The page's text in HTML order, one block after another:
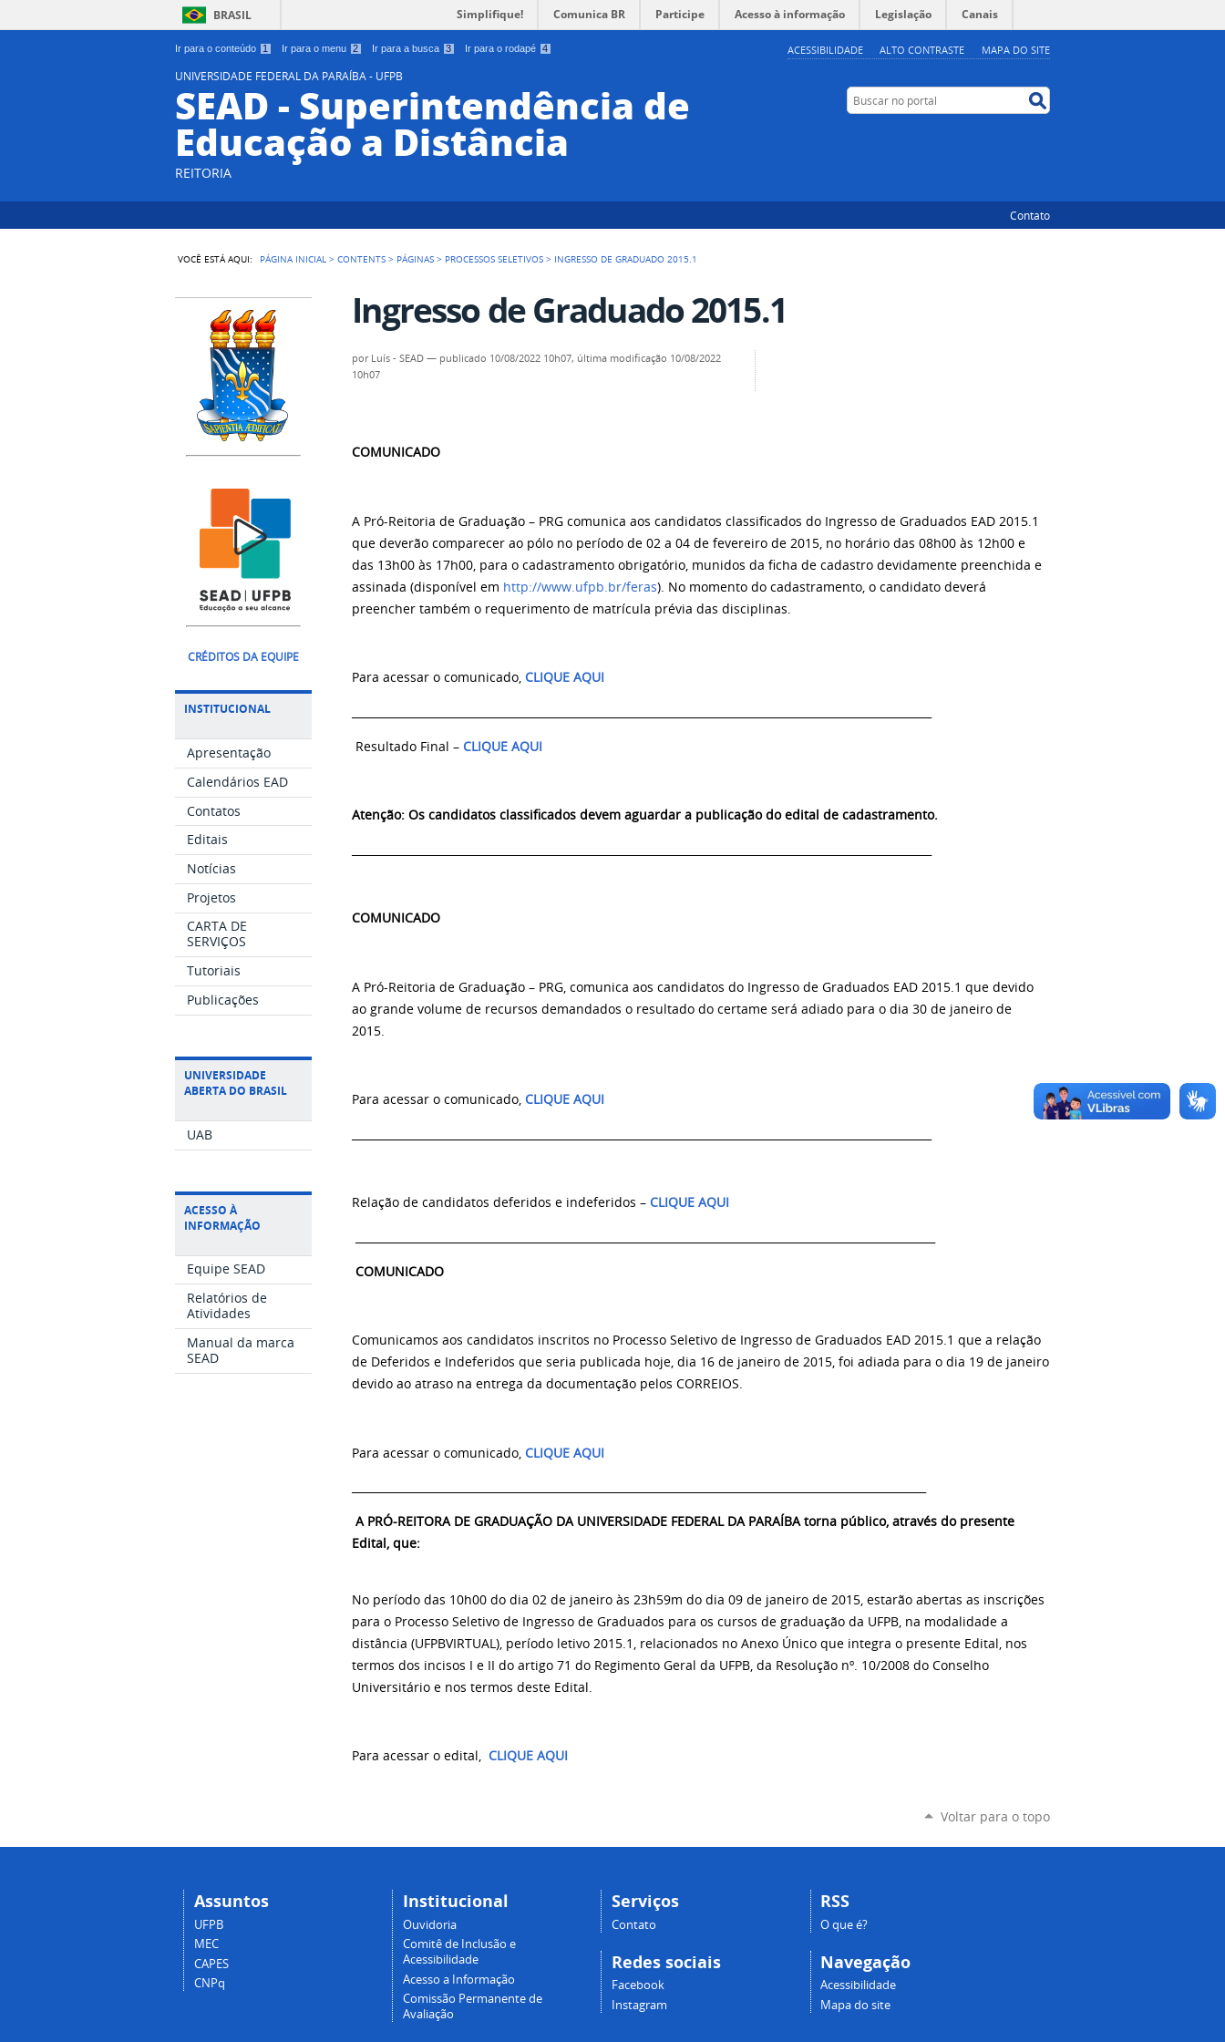
Ir para o conteúdo 1 Ir para o menu 2 Ir para a busca 3 Ir para o rodapé 4 ACESSIBILIDADE ALTO CONTRASTE MAPA DO SITE
BRASIL Simplifique! Comunica BR Participe Acesso à informação Legislação Canais
UNIVERSIDADE FEDERAL DA PARAÍBA - UFPB
SEAD - Superintendência de
Educação a Distância
REITORIA
Buscar no portal
Contato
VOCÊ ESTÁ AQUI: PÁGINA INICIAL >CONTENTS > PÁGINAS > PROCESSOS SELETIVOS > INGRESSO DE GRADUADO 2015.1
CRÉDITOS DA EQUIPE
INSTITUCIONAL
Apresentação
Calendários EAD
Contatos
Editais
Notícias
Projetos
CARTA DE
SERVIÇOS
Tutoriais
Publicações
UNIVERSIDADE
ABERTA DO BRASIL
UAB
ACESSO À
INFORMAÇÃO
Equipe SEAD
Relatórios de
Atividades
Manual da marca
SEAD
Ingresso de Graduado 2015.1
por Luís - SEAD — publicado 10/08/2022 10h07, última modificação 10/08/2022
10h07
COMUNICADO
A Pró-Reitoria de Graduação – PRG comunica aos candidatos classificados do Ingresso de Graduados EAD 2015.1
que deverão comparecer ao pólo no período de 02 a 04 de fevereiro de 2015, no horário das 08h00 às 12h00 e
das 13h00 às 17h00, para o cadastramento obrigatório, munidos da ficha de cadastro devidamente preenchida e
assinada (disponível em http://www.ufpb.br/feras). No momento do cadastramento, o candidato deverá
preencher também o requerimento de matrícula prévia das disciplinas.
Para acessar o comunicado,CLIQUE AQUI
Resultado Final –CLIQUE AQUI
Atenção: Os candidatos classificados devem aguardar a publicação do edital de cadastramento.
COMUNICADO
A Pró-Reitoria de Graduação – PRG, comunica aos candidatos do Ingresso de Graduados EAD 2015.1 que devido
ao grande volume de recursos demandados o resultado do certame será adiado para o dia 30 de janeiro de
2015.
Para acessar o comunicado,CLIQUE AQUI
Relação de candidatos deferidos e indeferidos –CLIQUE AQUI
COMUNICADO
Comunicamos aos candidatos inscritos no Processo Seletivo de Ingresso de Graduados EAD 2015.1 que a relação
de Deferidos e Indeferidos que seria publicada hoje, dia 16 de janeiro de 2015, foi adiada para o dia 19 de janeiro
devido ao atraso na entrega da documentação pelos CORREIOS.
Para acessar o comunicado,CLIQUE AQUI
A PRÓ-REITORA DE GRADUAÇÃO DA UNIVERSIDADE FEDERAL DA PARAÍBA torna público, através do presente
Edital, que:
No período das 10h00 do dia 02 de janeiro às 23h59m do dia 09 de janeiro de 2015, estarão abertas as inscrições
para o Processo Seletivo de Ingresso de Graduados para os cursos de graduação da UFPB, na modalidade a
distância (UFPBVIRTUAL), período letivo 2015.1, relacionados no Anexo Único que integra o presente Edital, nos
termos dos incisos I e II do artigo 71 do Regimento Geral da UFPB, da Resolução nº. 10/2008 do Conselho
Universitário e nos termos deste Edital.
Para acessar o edital, CLIQUE AQUI
Voltar para o topo
Assuntos
UFPB
MEC
CAPES
CNPq
Institucional
Ouvidoria
Comitê de Inclusão e
Acessibilidade
Acesso a Informação
Comissão Permanente de
Avaliação
Serviços
Contato
Redes sociais
Facebook
Instagram
RSS
O que é?
Navegação
Acessibilidade
Mapa do site